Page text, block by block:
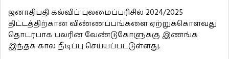
ஜனாதிபதி கல்விப் புலமைப்பரிசில் 2024/2025
திட்டத்திற்கான விண்ணப்பங்களை ஏற்றுக்கொள்வது
தொடர்பாக பலரின் வேண்டுகோளுக்கு இணங்க
இந்தக் கால நீடிப்பு செய்யப்பட்டுள்ளது.